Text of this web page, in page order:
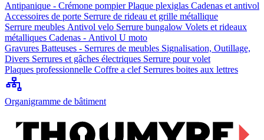
Antipanique - Crémone pompierPlaque plexiglas Cadenas et antivol
Accessoires de porte Serrure de rideau et grille métallique
Serrure meubles Antivol velo Serrure bungalow Volets et rideaux
métalliques Cadenas - Antivol U moto
Gravures Batteuses - Serrures de meubles Signalisation, Outillage,
Divers Serrures et gâches électriques Serrure pour volet
Plaques professionnelle Coffre a clef Serrures boites aux lettres
Organigramme de bâtiment